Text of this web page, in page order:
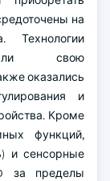
на
Технологии
свою
оказались
и
Кроме
функций,
и сенсорные
за пределы